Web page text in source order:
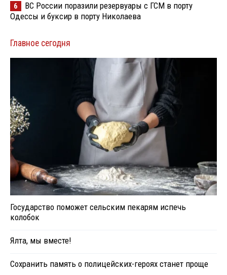
6
ВС России поразили резервуары с ГСМ в порту
Одессы и буксир в порту Николаева
Главное сегодня
Государство поможет сельским пекарям испечь
колобок
Ялта, мы вместе!
Сохранить память о полицейских-героях станет проще